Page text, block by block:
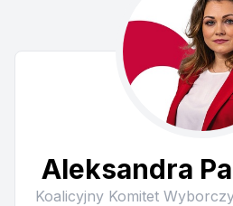
Aleksandra
Koalicyjny Komitet